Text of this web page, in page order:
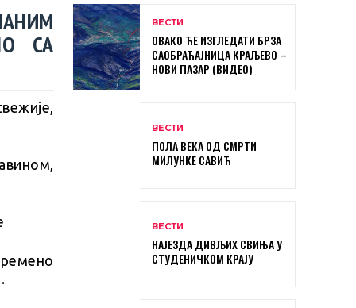
СА
ВЕСТИ
ОВАКО ЋЕ ИЗГЛЕДАТИ БРЗА
САОБРАЋАЈНИЦА КРАЉЕВО –
НОВИ ПАЗАР (ВИДЕО)
ВЕСТИ
ПОЛА ВЕКА ОД СМРТИ
МИЛУНКЕ САВИЋ
ВЕСТИ
НАЈЕЗДА ДИВЉИХ СВИЊА У
СТУДЕНИЧКОМ КРАЈУ